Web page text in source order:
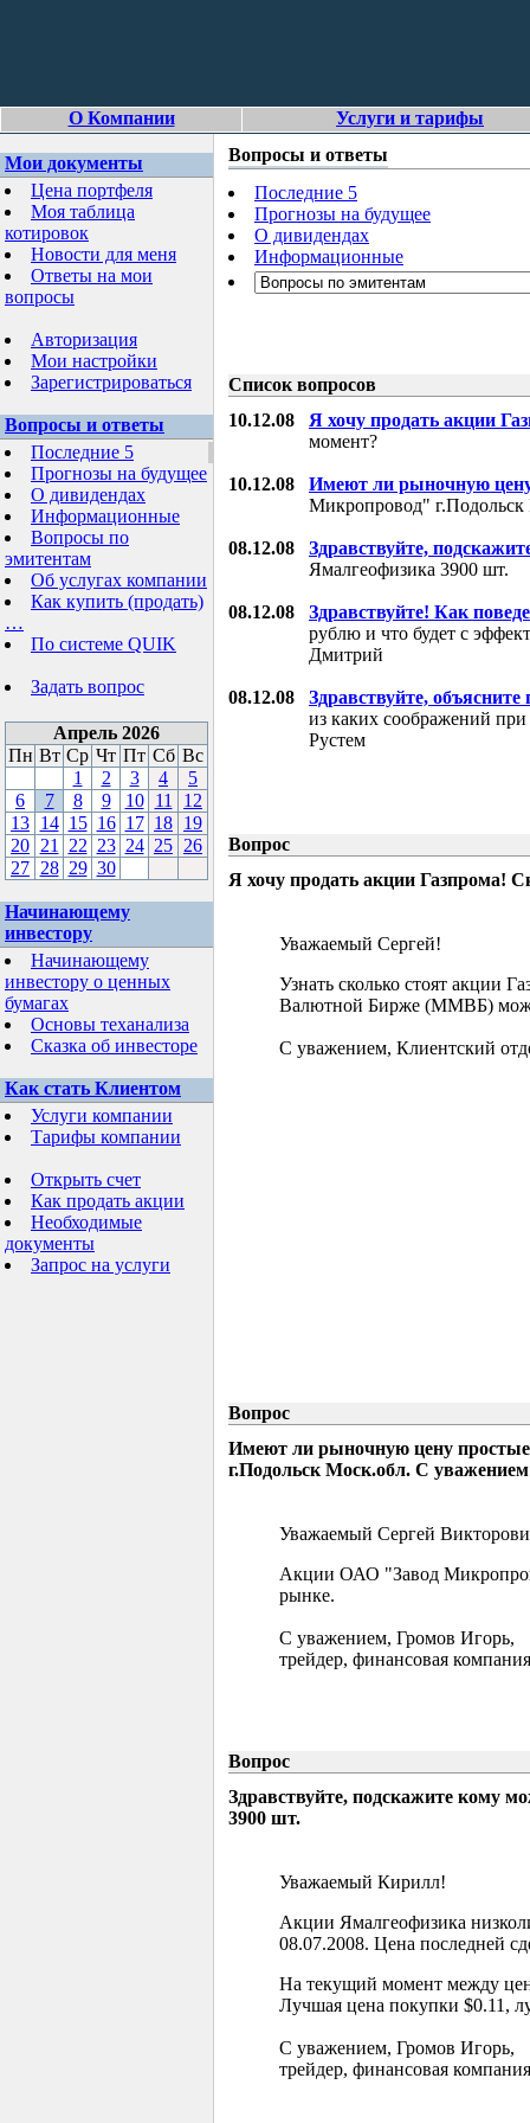
О Компании Услуги и тарифы
Мои документы
Цена портфеля
Моя таблица
котировок
Новости для меня
Ответы на мои
вопросы
Авторизация
Мои настройки
Зарегистрироваться
Вопросы и ответы
Последние 5
Прогнозы на будущее
О дивидендах
Информационные
Вопросы по
эмитентам
Об услугах компании
Как купить (продать)
…
По системе QUIK
Задать вопрос
Апрель 2026
Пн Вт Ср Чт Пт Сб Вс
1
2 3 4
5
6
7 8 9 10 11
12
13 14 15 16 17 18 19
20 21 22 23 24 25 26
27 28 29 30
Начинающему
инвестору
Начинающему
инвестору о ценных
бумагах
Основы теханализа
Сказка об инвесторе
Как стать Клиентом
Услуги компании
Тарифы компании
Открыть счет
Как продать акции
Необходимые
документы
Запрос на услуги
Вопросы и ответы
Последние 5
Прогнозы на будущее
О дивидендах
Информационные
Список вопросов
10.12.08 Я хочу продать акции
момент?
10.12.08
Имеют ли рыночную
Микропровод"
08.12.08
Здравствуйте,
Ямалгеофизика 3900 шт.
08.12.08
Здравствуйте! Как
рублю и что будет с
Дмитрий
08.12.08
Здравствуйте, объясните
из каких соображений
Рустем
Вопрос
Я хочу продать акции Газпрома!
Уважаемый Сергей!
Узнать сколько стоят акции
Валютной Бирже (ММВБ)
С уважением, Клиентский
Вопрос
Имеют ли рыночную цену
г.Подольск Моск.обл. С
Уважаемый Сергей
Акции ОАО "Завод
рынке.
С уважением, Громов Игорь,
трейдер, финансовая
Вопрос
Здравствуйте, подскажите кому
3900 шт.
Уважаемый Кирилл!
Акции Ямалгеофизика
08.07.2008. Цена последней
На текущий момент между
Лучшая цена покупки $0.11,
С уважением, Громов Игорь,
трейдер, финансовая